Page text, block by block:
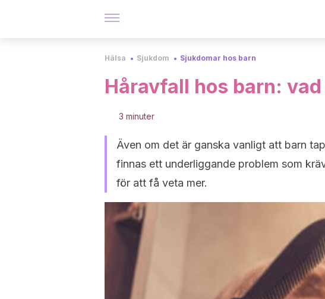
Hälsa Sjukdom Sjukdomar hos barn
Håravfall hos barn:
3 minuter
Även om det är ganska vanligt att barn
finnas ett underliggande problem som
för att få veta mer.